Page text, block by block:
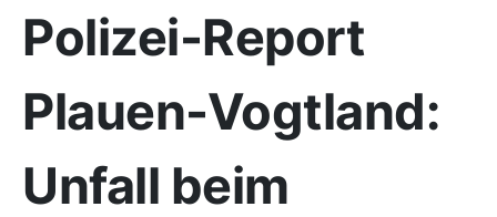
Polizei-Report
Plauen-Vogtland:
Unfall beim